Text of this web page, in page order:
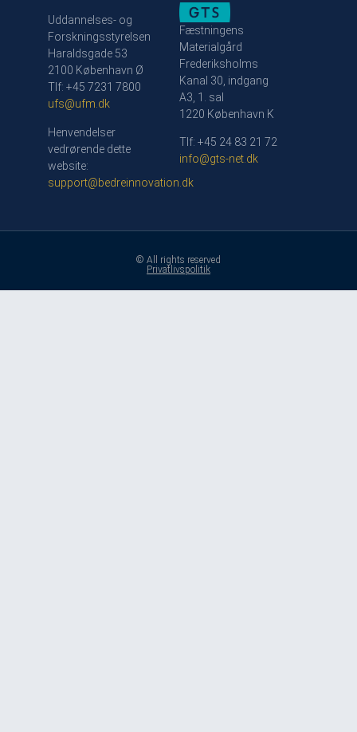
Uddannelses- og
Forskningsstyrelsen
Haraldsgade 53
2100 København Ø
Tlf: +45 7231 7800
ufs@ufm.dk
Henvendelser
vedrørende dette
website:
support@bedreinnovation.dk
Fæstningens
Materialgård
Frederiksholms
Kanal 30, indgang
A3, 1. sal
1220 København K
Tlf: +45 24 83 21 72
info@gts-net.dk
© All rights reserved
Privatlivspolitik